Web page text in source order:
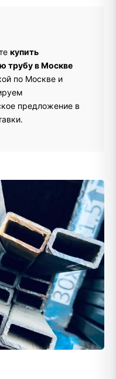
купить
трубу в Москве
по Москве и
предложение в